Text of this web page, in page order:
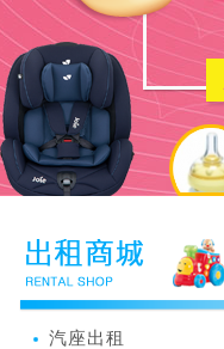
汽座出租